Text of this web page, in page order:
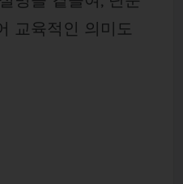
교육적인 의미도